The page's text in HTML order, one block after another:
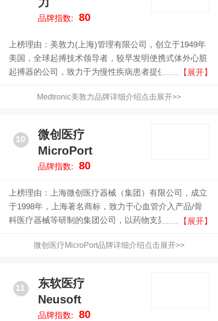
品牌指数: 80
上榜理由：美敦力(上海)管理有限公司，创立于1949年
美国，全球起搏技术领导者，较早发明便携式体外心脏
起搏器的公司，致力于为慢性疾病患者提供终身的治疗
【展开】
Medtronic美敦力品牌详细介绍点击展开>>
10
微创医疗
MicroPort
品牌指数: 80
上榜理由：上海微创医疗器械（集团）有限公司，成立
于1998年，上海著名商标，致力于心血管介入产品/骨
科医疗器械等研制的集团公司，以药物支架著称
【展开】
微创医疗MicroPort品牌详细介绍点击展开>>
11
东软医疗
Neusoft
品牌指数: 80